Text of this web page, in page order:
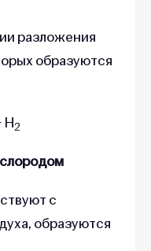
разложения
образуются
Н2
с
образуются